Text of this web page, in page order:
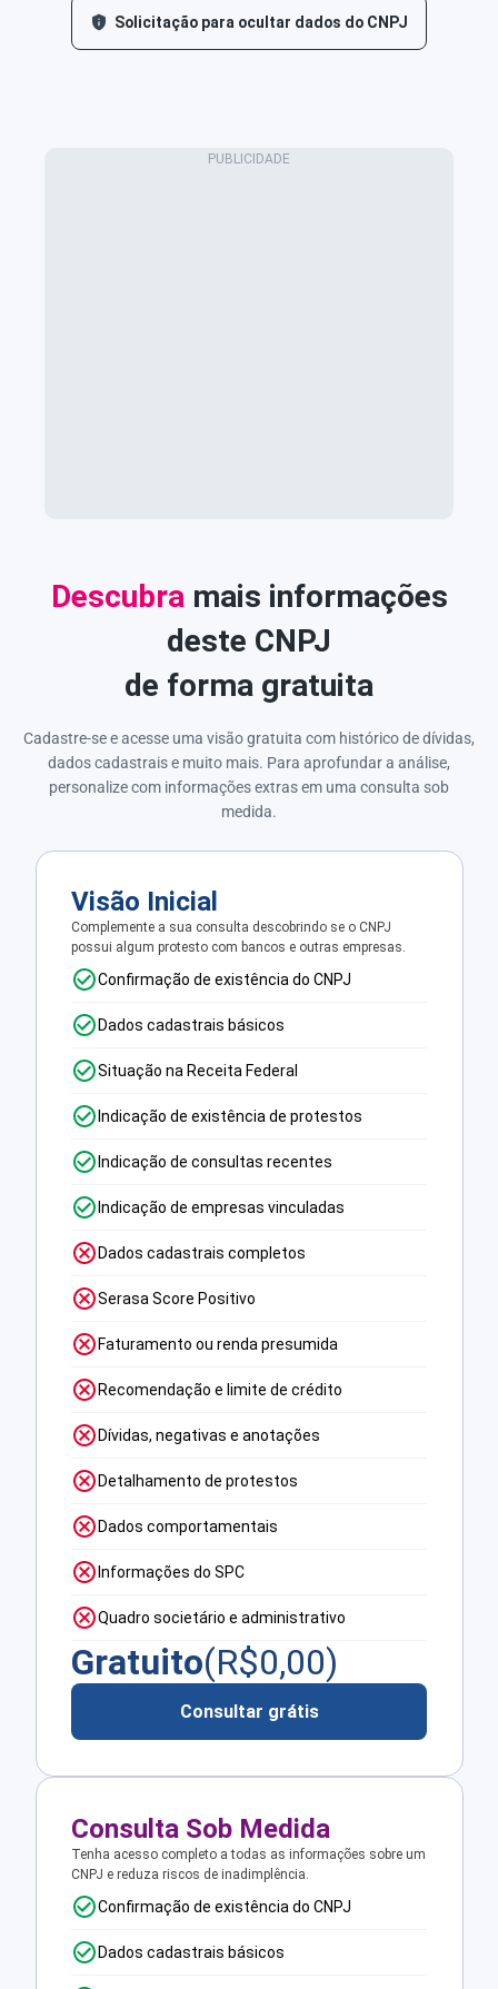
Solicitação para ocultar dados do CNPJ
Descubra mais informações
deste CNPJ
de forma gratuita
Cadastre-se e acesse uma visão gratuita com histórico de dívidas,
dados cadastrais e muito mais. Para aprofundar a análise,
personalize com informações extras em uma consulta sob
medida.
Visão Inicial
Complemente a sua consulta descobrindo se o CNPJ
possui algum protesto com bancos e outras empresas.
Confirmação de existência do CNPJ
Dados cadastrais básicos
Situação na Receita Federal
Indicação de existência de protestos
Indicação de consultas recentes
Indicação de empresas vinculadas
Dados cadastrais completos
Serasa Score Positivo
Faturamento ou renda presumida
Recomendação e limite de crédito
Dívidas, negativas e anotações
Detalhamento de protestos
Dados comportamentais
Informações do SPC
Quadro societário e administrativo
Gratuito(R$0,00)
Consultar grátis
Consulta Sob Medida
Tenha acesso completo a todas as informações sobre um
CNPJ e reduza riscos de inadimplência.
Confirmação de existência do CNPJ
Dados cadastrais básicos